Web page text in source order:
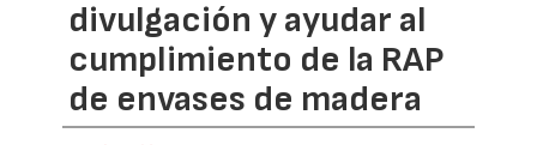
divulgación y ayudar al
cumplimiento de la RAP
de envases de madera